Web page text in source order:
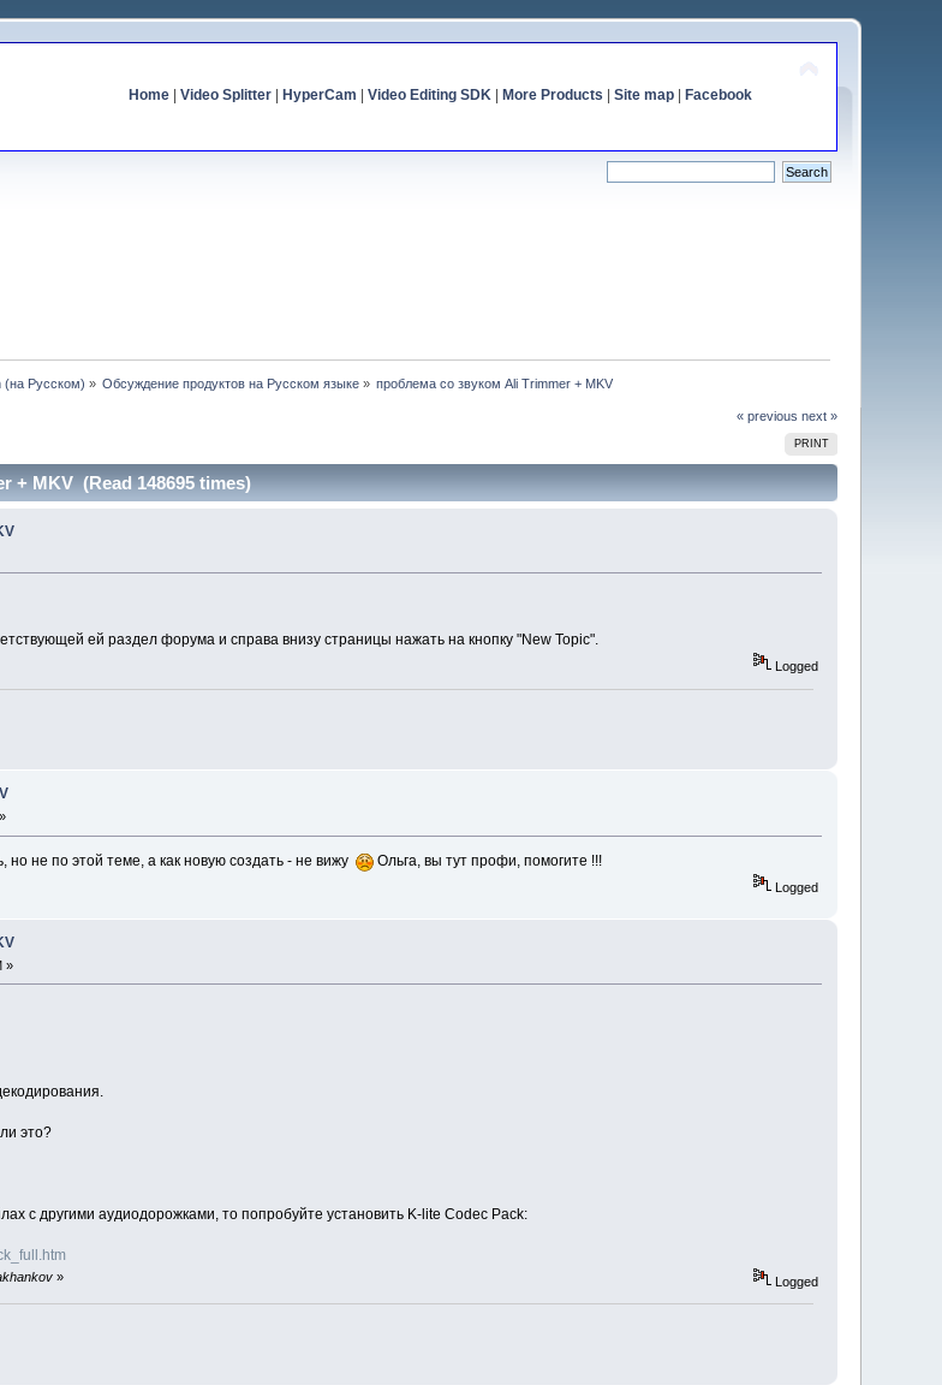
Home| Video Splitter| HyperCam Video Editing SDK| More Products Site map| Facebook
(на Русском) » Обсуждение продуктов на Русском языке » проблема со звуком Ali Trimmer + MKV
« previous next »
PRINT
+ MKV (Read 148695 times)
ей раздел форума и справа внизу страницы нажать на кнопку "New Topic".
Logged
не по этой теме, а как новую создать - не вижу Ольга, вы тут профи, помогите !!!
Logged
»
это?
с другими аудиодорожками, то попробуйте установить K-lite Codeс Pack:
» Logged